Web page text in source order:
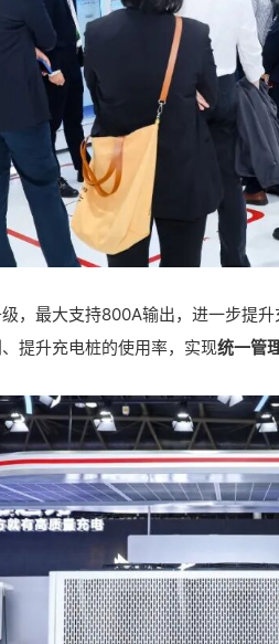
，最大支持800A输出，进一步提
提升充电桩的使用率，实现统一管